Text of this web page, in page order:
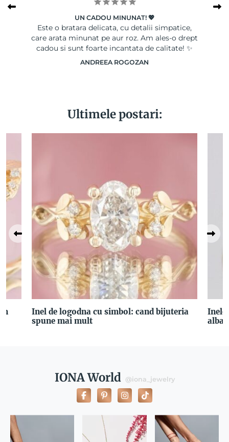
UN CADOU MINUNAT! 💖
Este o bratara delicata, cu detalii simpatice,
care arata minunat pe aur roz. Am ales-o drept
cadou si sunt foarte incantata de calitate! ✨
ANDREEA ROGOZAN
Ultimele postari:
Inel de logodna cu simbol: cand bijuteria
spune mai mult
Inele
IONA World @iona_jewelry